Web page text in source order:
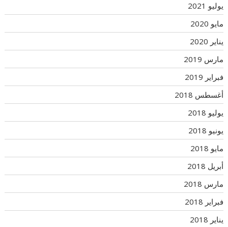
يوليو 2021
مايو 2020
يناير 2020
مارس 2019
فبراير 2019
أغسطس 2018
يوليو 2018
يونيو 2018
مايو 2018
أبريل 2018
مارس 2018
فبراير 2018
يناير 2018